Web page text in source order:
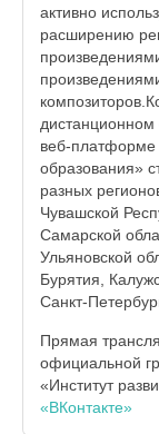
активно
расширению
веб-
образования»
разных
Чувашской
Самарской
Ульяновской
Бурятия,
Санкт-
Прямая
официальной
«Институт
«ВКонтакте»